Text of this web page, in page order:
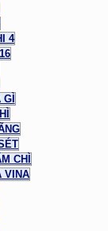
4
GÌ
CHÌ
VINA